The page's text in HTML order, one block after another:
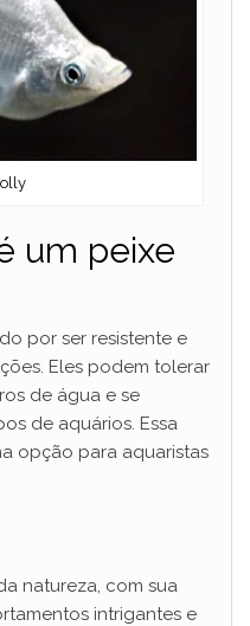
um peixe
por ser resistente e
Eles podem tolerar
de água e se
de aquários. Essa
opção para aquaristas
natureza, com sua
intrigantes e